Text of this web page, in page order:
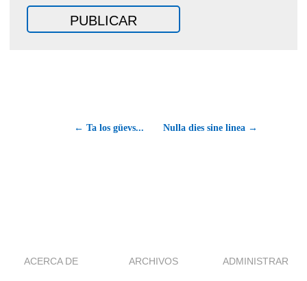
← Ta los güevs... Nulla dies sine linea →
ACERCA DE ARCHIVOS ADMINISTRAR